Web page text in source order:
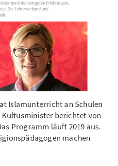
Islamunterricht an Schulen
berichtet von
Programm läuft 2019 aus.
machen